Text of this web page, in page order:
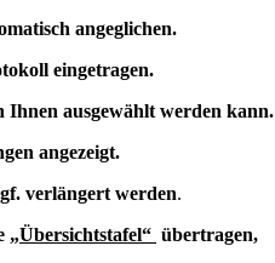
angeglichen.
eingetragen.
ausgewählt werden kann.
angezeigt.
verlängert werden.
„Übersichtstafel“ übertragen,